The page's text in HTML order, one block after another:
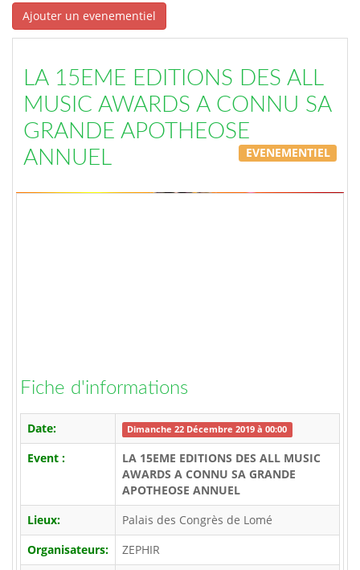
Ajouter un evenementiel
LA 15EME EDITIONS DES ALL
MUSIC AWARDS A CONNU SA
GRANDE APOTHEOSE
ANNUEL
EVENEMENTIEL
Fiche d'informations
Date: Dimanche 22 Décembre 2019 à 00:00
Event :
LA 15EME EDITIONS DES ALL MUSIC
AWARDS A CONNU SA GRANDE
APOTHEOSE ANNUEL
Lieux:
Palais des Congrès de Lomé
Organisateurs:
ZEPHIR